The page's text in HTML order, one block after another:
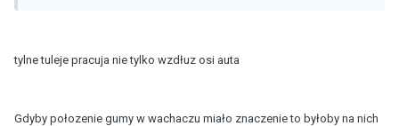
tylne tuleje pracuja nie tylko wzdłuz osi auta
Gdyby połozenie gumy w wachaczu miało znaczenie to byłoby na nich